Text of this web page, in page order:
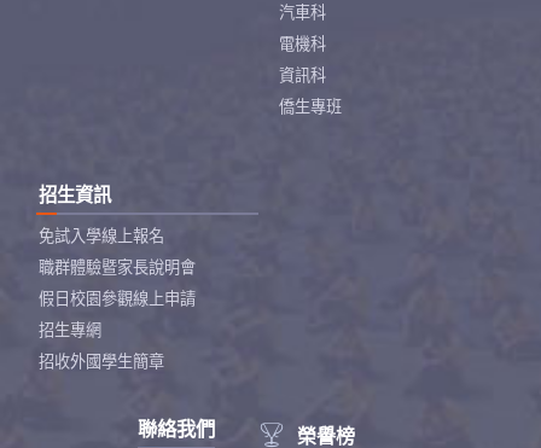
汽車科
電機科
資訊科
僑生專班
招生資訊
免試入學線上報名
職群體驗暨家長說明會
假日校園參觀線上申請
招生專網
招收外國學生簡章
 榮譽榜
聯絡我們